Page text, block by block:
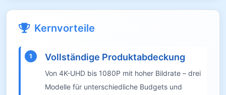
Kernvorteile
1 Vollständige Produktabdeckung
Von 4K-UHD bis 1080P mit hoher Bildrate – drei
Modelle für unterschiedliche Budgets und